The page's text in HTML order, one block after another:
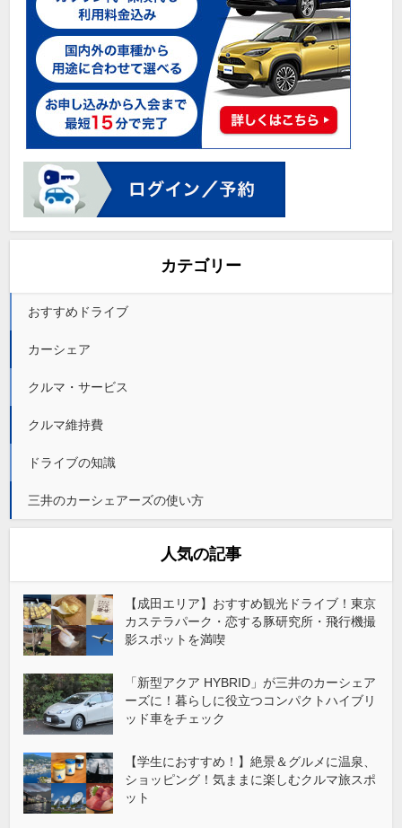
カテゴリー
おすすめドライブ
カーシェア
クルマ・サービス
クルマ維持費
ドライブの知識
三井のカーシェアーズの使い方
人気の記事
【成田エリア】おすすめ観光ドライブ！東京
カステラパーク・恋する豚研究所・飛行機撮
影スポットを満喫
「新型アクア HYBRID」が三井のカーシェア
ーズに！暮らしに役立つコンパクトハイブリ
ッド車をチェック
【学生におすすめ！】絶景＆グルメに温泉、
ショッピング！気ままに楽しむクルマ旅スポ
ット